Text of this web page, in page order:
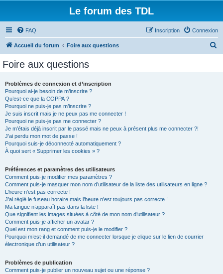
Le forum des TDL
FAQ Connexion
Inscription
Accueil du forum Foire aux questions
Foire aux questions
Problèmes de connexion et d’inscription
Pourquoi ai-je besoin de m’inscrire ?
Qu’est-ce que la COPPA ?
Pourquoi ne puis-je pas m’inscrire ?
Je suis inscrit mais je ne peux pas me connecter !
Pourquoi ne puis-je pas me connecter ?
Je m’étais déjà inscrit par le passé mais ne peux à présent plus me connecter ?!
J’ai perdu mon mot de passe !
Pourquoi suis-je déconnecté automatiquement ?
À quoi sert « Supprimer les cookies » ?
Préférences et paramètres des utilisateurs
Comment puis-je modifier mes paramètres ?
Comment puis-je masquer mon nom d’utilisateur de la liste des utilisateurs en ligne ?
L’heure n’est pas correcte !
J’ai réglé le fuseau horaire mais l’heure n’est toujours pas correcte !
Ma langue n’apparaît pas dans la liste !
Que signifient les images situées à côté de mon nom d’utilisateur ?
Comment puis-je afficher un avatar ?
Quel est mon rang et comment puis-je le modifier ?
Pourquoi m’est-il demandé de me connecter lorsque je clique sur le lien de courrier
électronique d’un utilisateur ?
Problèmes de publication
Comment puis-je publier un nouveau sujet ou une réponse ?